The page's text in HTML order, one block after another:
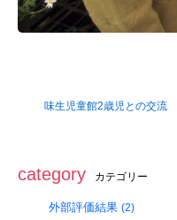
味生児童館2歳児との交流
category カテゴリー
外部評価結果 (2)